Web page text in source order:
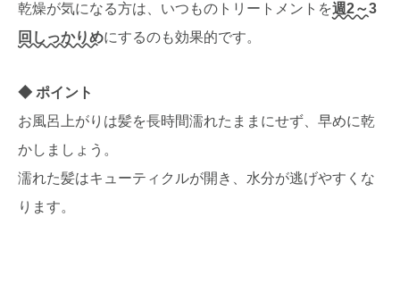
乾燥が気になる方は、いつものトリートメントを週2～3
回しっかりめにするのも効果的です。
ポイント
お風呂上がりは髪を長時間濡れたままにせず、早めに乾
かしましょう。
濡れた髪はキューティクルが開き、水分が逃げやすくな
ります。